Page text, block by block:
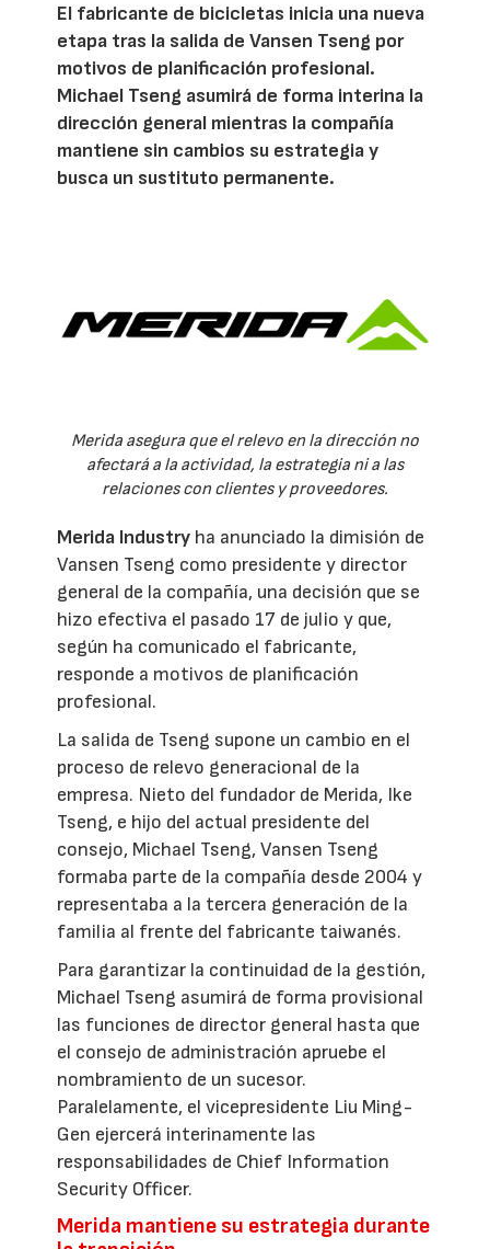
El fabricante de bicicletas inicia una nueva
etapa tras la salida de Vansen Tseng por
motivos de planificación profesional.
Michael Tseng asumirá de forma interina la
dirección general mientras la compañía
mantiene sin cambios su estrategia y
busca un sustituto permanente.
Merida asegura que el relevo en la dirección no
afectará a la actividad, la estrategia ni a las
relaciones con clientes y proveedores.
Merida Industry ha anunciado la dimisión de
Vansen Tseng como presidente y director
general de la compañía, una decisión que se
hizo efectiva el pasado 17 de julio y que,
según ha comunicado el fabricante,
responde a motivos de planificación
profesional.
La salida de Tseng supone un cambio en el
proceso de relevo generacional de la
empresa. Nieto del fundador de Merida, Ike
Tseng, e hijo del actual presidente del
consejo, Michael Tseng, Vansen Tseng
formaba parte de la compañía desde 2004 y
representaba a la tercera generación de la
familia al frente del fabricante taiwanés.
Para garantizar la continuidad de la gestión,
Michael Tseng asumirá de forma provisional
las funciones de director general hasta que
el consejo de administración apruebe el
nombramiento de un sucesor.
Paralelamente, el vicepresidente Liu Ming-
Gen ejercerá interinamente las
responsabilidades de Chief Information
Security Officer.
Merida mantiene su estrategia durante